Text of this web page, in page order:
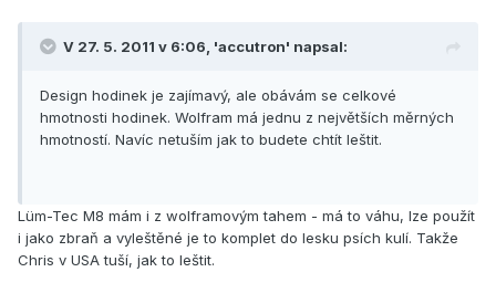
V 27. 5. 2011 v 6:06, 'accutron' napsal:
Design hodinek je zajímavý, ale obávám se celkové
hmotnosti hodinek. Wolfram má jednu z největších měrných
hmotností. Navíc netuším jak to budete chtít leštit.
Lüm-Tec M8 mám i z wolframovým tahem - má to váhu, lze použít
i jako zbraň a vyleštěné je to komplet do lesku psích kulí. Takže
Chris v USA tuší, jak to leštit.